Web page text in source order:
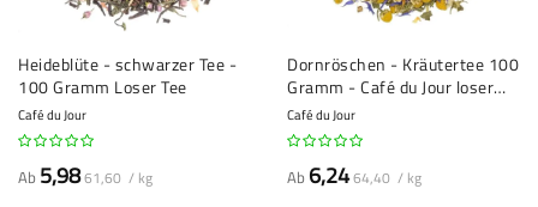
Heideblüte - schwarzer Tee -
100 Gramm Loser Tee
Café du Jour
Ab 5,9861,60 / kg
Dornröschen - Kräutertee 100
Gramm - Café du Jour loser
Tee
Café du Jour
Ab 6,2464,40 / kg